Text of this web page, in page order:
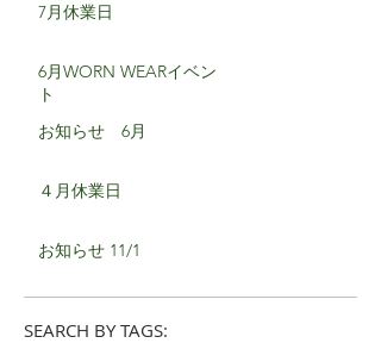
7月休業日
6月WORN WEARイベン
ト
お知らせ 6月
４月休業日
お知らせ 11/1
SEARCH BY TAGS: